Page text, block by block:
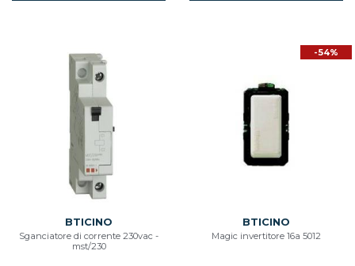
BTICINO
Sganciatore di corrente 230vac -
mst/230
-54%
BTICINO
Magic invertitore 16a 5012